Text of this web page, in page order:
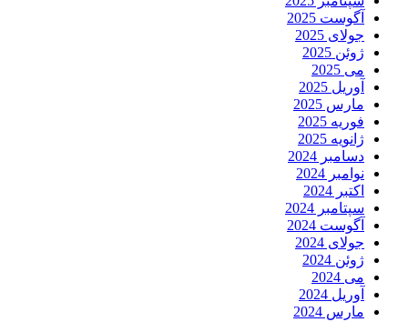
آگوست 2025
جولای 2025
ژوئن 2025
می 2025
آوریل 2025
مارس 2025
فوریه 2025
ژانویه 2025
دسامبر 2024
نوامبر 2024
اکتبر 2024
سپتامبر 2024
آگوست 2024
جولای 2024
ژوئن 2024
می 2024
آوریل 2024
مارس 2024